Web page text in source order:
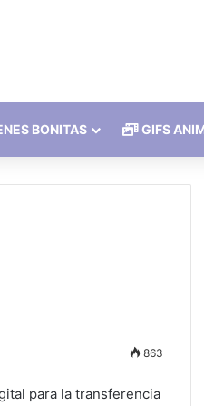
BONITAS GIFS
863
para la transferencia